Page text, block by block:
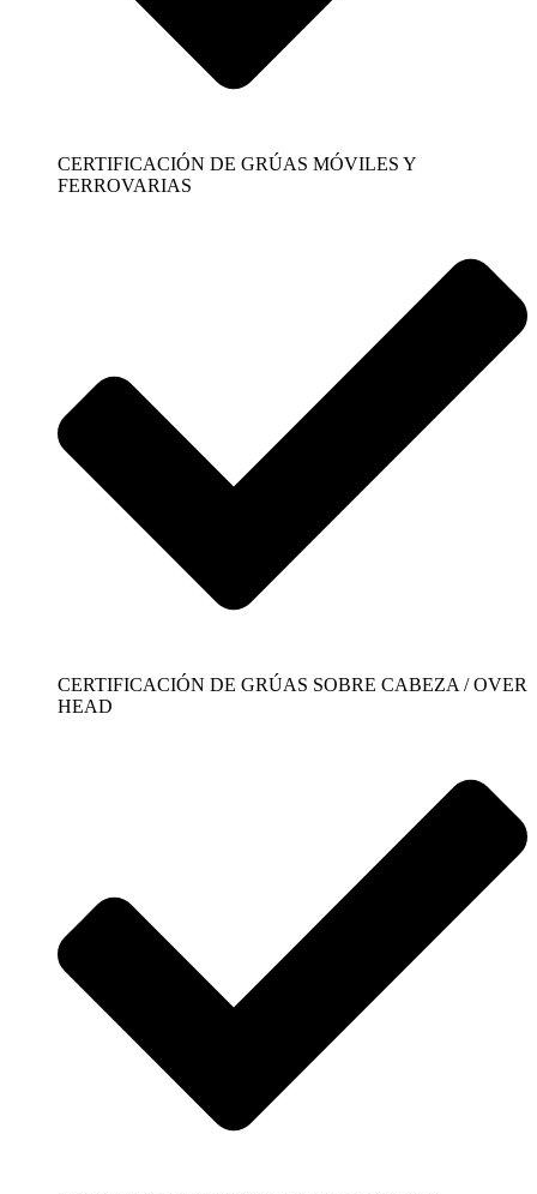
CERTIFICACIÓN DE GRÚAS MÓVILES Y
FERROVARIAS
CERTIFICACIÓN DE GRÚAS SOBRE CABEZA / OVER
HEAD